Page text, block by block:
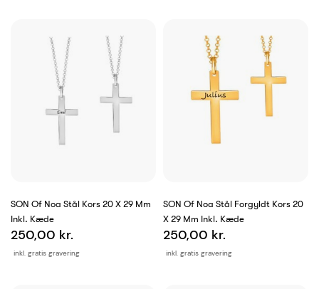
SON Of Noa Stål Kors 20 X 29 Mm
Inkl. Kæde
inkl. gratis gravering
250,00 kr.
SON Of Noa Stål Forgyldt Kors 20
X 29 Mm Inkl. Kæde
inkl. gratis gravering
250,00 kr.